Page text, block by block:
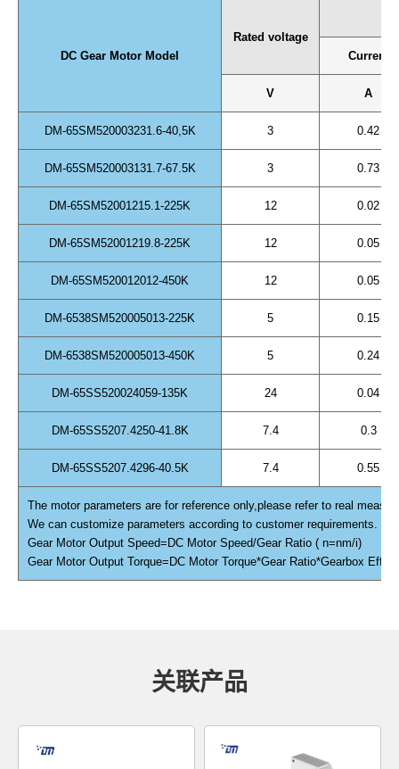
DC Gear Motor Model
Rated voltage
Current
V A
DM-65SM520003231.6-40,5K 3 0.42
DM-65SM520003131.7-67.5K 3 0.73
DM-65SM52001215.1-225K 12 0.02
DM-65SM52001219.8-225K 12 0.05
DM-65SM520012012-450K 12 0.05
DM-6538SM520005013-225K 5 0.15
DM-6538SM520005013-450K 5 0.24
DM-65SS520024059-135K 24 0.04
DM-65SS5207.4250-41.8K 7.4 0.3
DM-65SS5207.4296-40.5K 7.4 0.55
The motor parameters are for reference only,please refer to real
We can customize parameters according to customer requirements.
Gear Motor Output Speed=DC Motor Speed/Gear Ratio ( n=nm/i)
Gear Motor Output Torque=DC Motor Torque*Gear Ratio*Gearbox
关联产品